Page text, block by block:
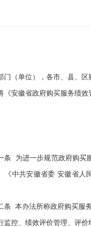
门（单位），各市、县、区
《安徽省政府购买服务绩效
条 为进一步规范政府购买
《中共安徽省委 安徽省人
条 本办法所称政府购买服
监控、绩效评价管理、评